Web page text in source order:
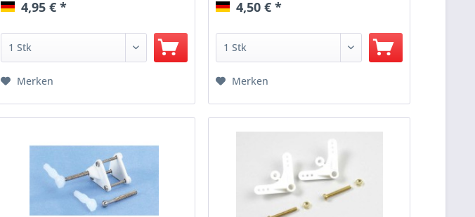
4,95 € *
Merken
4,50 € *
Merken